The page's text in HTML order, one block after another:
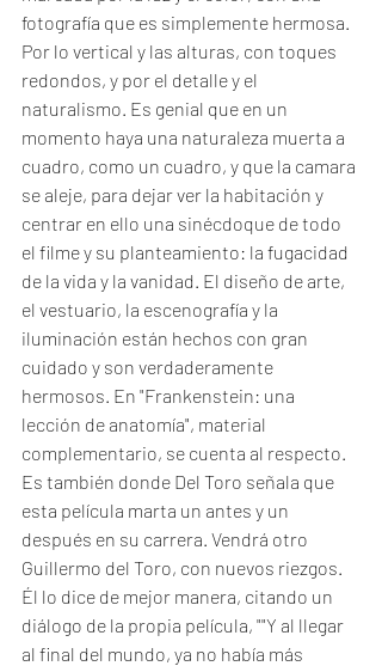
fotografía que es simplemente hermosa.
Por lo vertical y las alturas, con toques
redondos, y por el detalle y el
naturalismo. Es genial que en un
momento haya una naturaleza muerta a
cuadro, como un cuadro, y que la camara
se aleje, para dejar ver la habitación y
centrar en ello una sinécdoque de todo
el filme y su planteamiento: la fugacidad
de la vida y la vanidad. El diseño de arte,
el vestuario, la escenografía y la
iluminación están hechos con gran
cuidado y son verdaderamente
hermosos. En "Frankenstein: una
lección de anatomía", material
complementario, se cuenta al respecto.
Es también donde Del Toro señala que
esta película marta un antes y un
después en su carrera. Vendrá otro
Guillermo del Toro, con nuevos riezgos.
Él lo dice de mejor manera, citando un
diálogo de la propia película, ""Y al llegar
al final del mundo, ya no había más